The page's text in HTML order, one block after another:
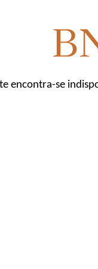
encontra-se